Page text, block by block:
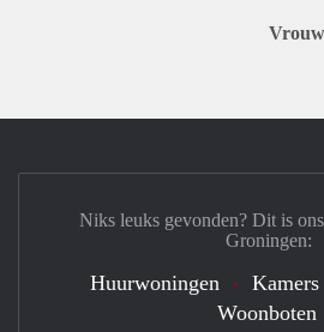
Niks leuks gevonden? Dit is
Groningen:
Huurwoningen Kamers
Woonboten